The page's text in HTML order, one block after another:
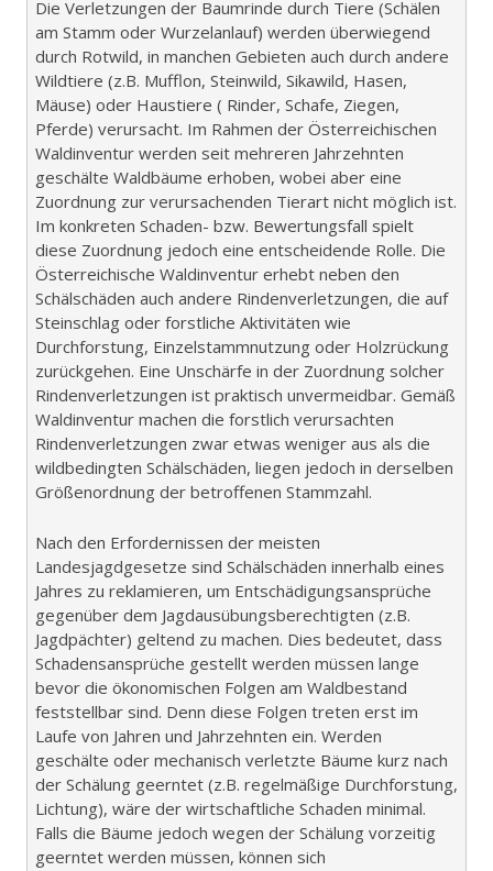
Die Verletzungen der Baumrinde durch Tiere (Schälen
am Stamm oder Wurzelanlauf) werden überwiegend
durch Rotwild, in manchen Gebieten auch durch andere
Wildtiere (z.B. Mufflon, Steinwild, Sikawild, Hasen,
Mäuse) oder Haustiere ( Rinder, Schafe, Ziegen,
Pferde) verursacht. Im Rahmen der Österreichischen
Waldinventur werden seit mehreren Jahrzehnten
geschälte Waldbäume erhoben, wobei aber eine
Zuordnung zur verursachenden Tierart nicht möglich ist.
Im konkreten Schaden- bzw. Bewertungsfall spielt
diese Zuordnung jedoch eine entscheidende Rolle. Die
Österreichische Waldinventur erhebt neben den
Schälschäden auch andere Rindenverletzungen, die auf
Steinschlag oder forstliche Aktivitäten wie
Durchforstung, Einzelstammnutzung oder Holzrückung
zurückgehen. Eine Unschärfe in der Zuordnung solcher
Rindenverletzungen ist praktisch unvermeidbar. Gemäß
Waldinventur machen die forstlich verursachten
Rindenverletzungen zwar etwas weniger aus als die
wildbedingten Schälschäden, liegen jedoch in derselben
Größenordnung der betroffenen Stammzahl.
Nach den Erfordernissen der meisten
Landesjagdgesetze sind Schälschäden innerhalb eines
Jahres zu reklamieren, um Entschädigungsansprüche
gegenüber dem Jagdausübungsberechtigten (z.B.
Jagdpächter) geltend zu machen. Dies bedeutet, dass
Schadensansprüche gestellt werden müssen lange
bevor die ökonomischen Folgen am Waldbestand
feststellbar sind. Denn diese Folgen treten erst im
Laufe von Jahren und Jahrzehnten ein. Werden
geschälte oder mechanisch verletzte Bäume kurz nach
der Schälung geerntet (z.B. regelmäßige Durchforstung,
Lichtung), wäre der wirtschaftliche Schaden minimal.
Falls die Bäume jedoch wegen der Schälung vorzeitig
geerntet werden müssen, können sich